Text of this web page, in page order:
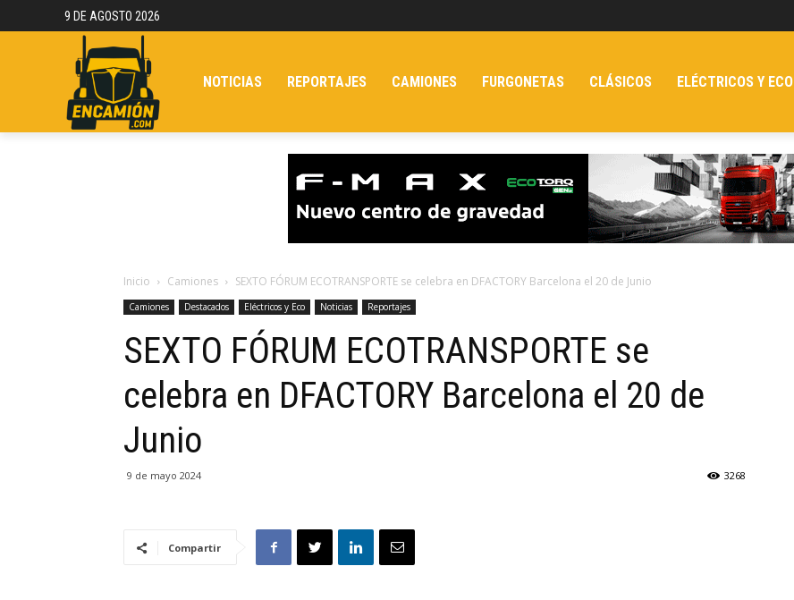
9 DE AGOSTO 2026
NOTICIAS REPORTAJES CAMIONES FURGONETAS CLÁSICOS ELÉCTRICOS Y ECO
Inicio Camiones SEXTO FÓRUM ECOTRANSPORTE se celebra en DFACTORY Barcelona el 20 de Junio
Camiones Destacados Eléctricos y Eco Noticias Reportajes
SEXTO FÓRUM ECOTRANSPORTE se
celebra en DFACTORY Barcelona el 20 de
Junio
9 de mayo 2024 3268
Compartir